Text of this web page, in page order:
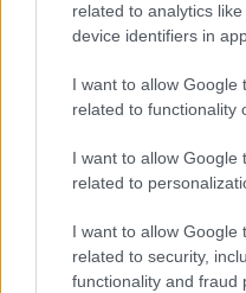
related to analytics
device identifiers in
I want to allow Google
related to functionality
I want to allow Google
related to
I want to allow Google
related to security,
functionality and fraud
La tua richiesta *